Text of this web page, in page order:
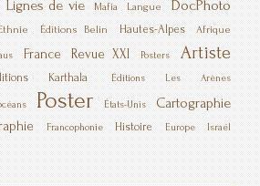
Lignes de vie Mafia Langue DocPhoto
Éditions Belin Hautes-Alpes Afrique
France Revue XXI Posters Artiste
Karthala Éditions Les Arènes
Poster États-Unis Cartographie
Francophonie Histoire Europe Israël